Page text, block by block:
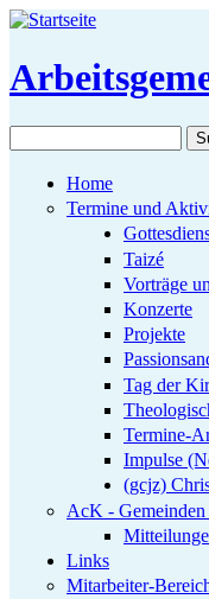
Direkt zum Inhalt
Home
Termine und
Taizé
Vorträge
Konzerte
Projekte
Tag der
Termine-
Impulse
(gcjz)
AcK - Gemeinden
Links
Mitarbeiter-